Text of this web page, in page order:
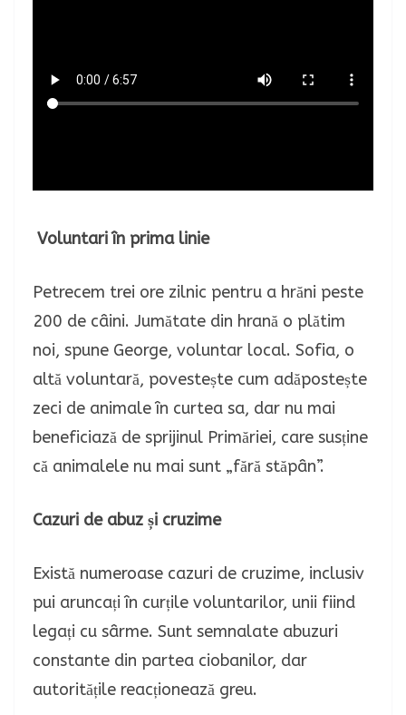
Voluntari în prima linie
Petrecem trei ore zilnic pentru a hrăni peste
200 de câini. Jumătate din hrană o plătim
noi, spune George, voluntar local. Sofia, o
altă voluntară, povestește cum adăpostește
zeci de animale în curtea sa, dar nu mai
beneficiază de sprijinul Primăriei, care susține
că animalele nu mai sunt „fără stăpân”.
Cazuri de abuz și cruzime
Există numeroase cazuri de cruzime, inclusiv
pui aruncați în curțile voluntarilor, unii fiind
legați cu sârme. Sunt semnalate abuzuri
constante din partea ciobanilor, dar
autoritățile reacționează greu.